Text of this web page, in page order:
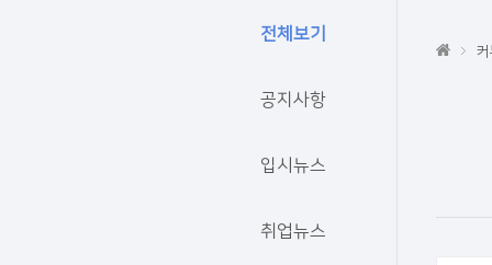
전체보기
공지사항
입시뉴스
취업뉴스
커